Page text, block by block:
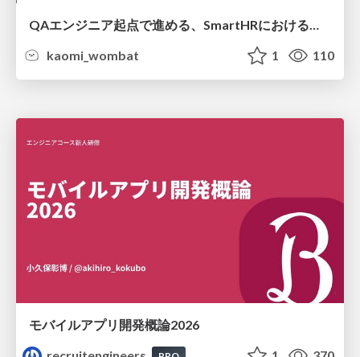
QAエンジニア起点で進める、SmartHRにおける信頼性向上について
kaomi_wombat
1 110
モバイルアプリ開発概論2026